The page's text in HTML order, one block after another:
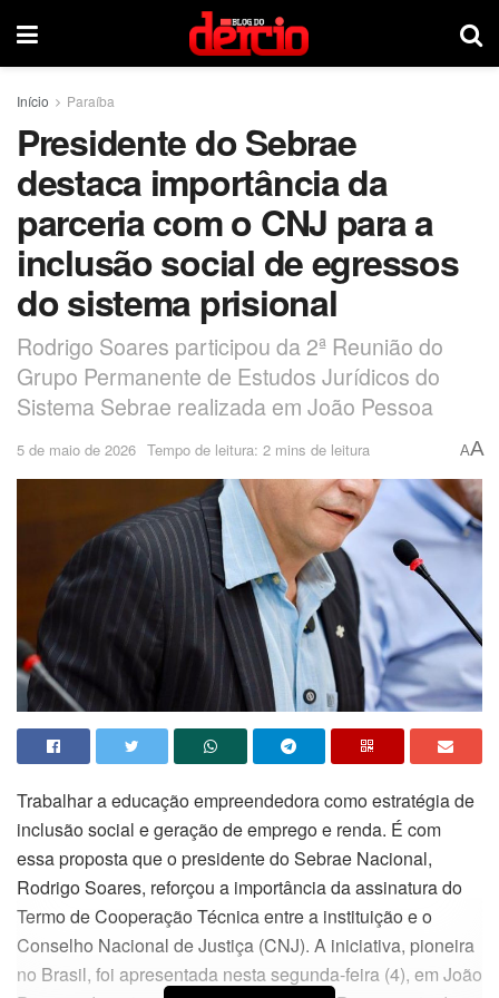
Início Paraíba
Presidente do Sebrae
destaca importância da
parceria com o CNJ para a
inclusão social de egressos
do sistema prisional
Rodrigo Soares participou da 2ª Reunião do
Grupo Permanente de Estudos Jurídicos do
Sistema Sebrae realizada em João Pessoa
5 de maio de 2026 Tempo de leitura: 2 mins de leitura AA
Trabalhar a educação empreendedora como estratégia de
inclusão social e geração de emprego e renda. É com
essa proposta que o presidente do Sebrae Nacional,
Rodrigo Soares, reforçou a importância da assinatura do
Termo de Cooperação Técnica entre a instituição e o
Conselho Nacional de Justiça (CNJ). A iniciativa, pioneira
no Brasil, foi apresentada nesta segunda-feira (4), em João